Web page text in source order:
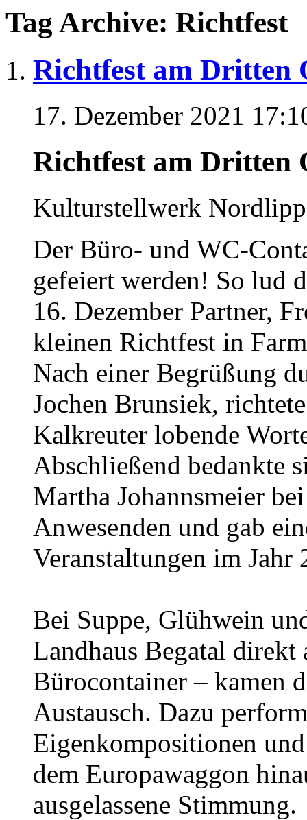
Tag Archive: Richtfest
Richtfest am Dritten
17. Dezember 2021
Richtfest am Dritten
Kulturstellwerk
Der Büro- und WC-
gefeiert werden! So lud
16. Dezember Partner,
kleinen Richtfest in
Nach einer Begrüßung
Jochen Brunsiek,
Kalkreuter lobende
Abschließend bedankte
Martha Johannsmeier
Anwesenden und gab
Veranstaltungen im Jahr
Bei Suppe, Glühwein
Landhaus Begatal direkt
Bürocontainer – kamen
Austausch. Dazu
Eigenkompositionen
dem Europawaggon
ausgelassene Stimmung.